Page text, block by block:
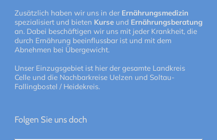
Zusätzlich haben wir uns in der Ernährungsmedizin
spezialisiert und bieten Kurse und Ernährungsberatung
an. Dabei beschäftigen wir uns mit jeder Krankheit, die
durch Ernährung beeinflussbar ist und mit dem
Abnehmen bei Übergewicht.
Unser Einzugsgebiet ist hier der gesamte Landkreis
Celle und die Nachbarkreise Uelzen und Soltau-
Fallingbostel / Heidekreis.
Folgen Sie uns doch